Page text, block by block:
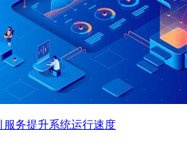
服务提升系统运行速度